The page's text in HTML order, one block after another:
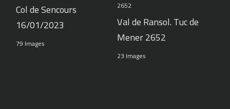
Col de Sencours
16/01/2023
79 Images
Val de Ransol. Tuc de
Mener 2652
23 Images